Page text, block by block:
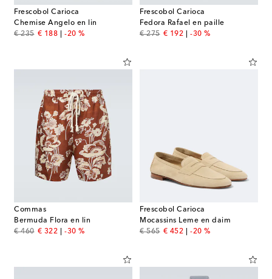
Frescobol Carioca
Chemise Angelo en lin
€ 235
original price
€ 188
discount price
-20 %
Frescobol Carioca
Fedora Rafael en paille
€ 275
original price
€ 192
discount price
-30 %
Commas
Bermuda Flora en lin
€ 460
original price
€ 322
discount price
-30 %
Frescobol Carioca
Mocassins Leme en daim
€ 565
original price
€ 452
discount price
-20 %